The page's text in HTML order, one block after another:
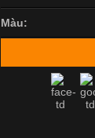
Màu: